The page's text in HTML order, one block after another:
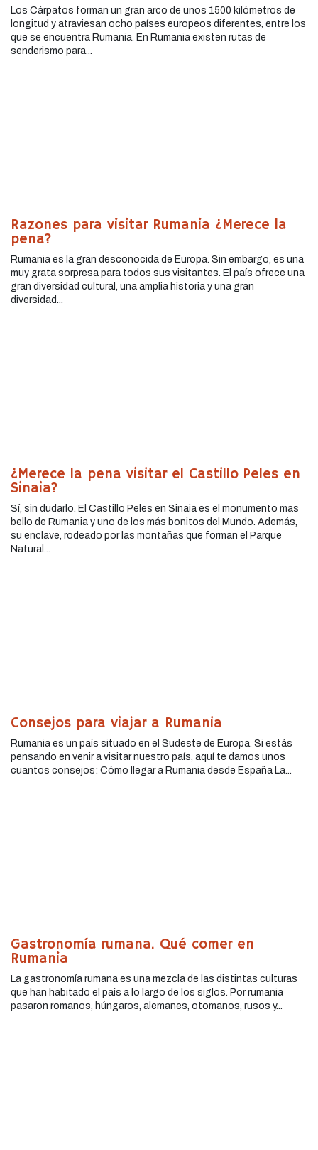
Los Cárpatos forman un gran arco de unos 1500 kilómetros de
longitud y atraviesan ocho países europeos diferentes, entre los
que se encuentra Rumania. En Rumania existen rutas de
senderismo para...
Razones para visitar Rumania ¿Merece la
pena?
Rumania es la gran desconocida de Europa. Sin embargo, es una
muy grata sorpresa para todos sus visitantes. El país ofrece una
gran diversidad cultural, una amplia historia y una gran
diversidad...
¿Merece la pena visitar el Castillo Peles en
Sinaia?
Sí, sin dudarlo. El Castillo Peles en Sinaia es el monumento mas
bello de Rumania y uno de los más bonitos del Mundo. Además,
su enclave, rodeado por las montañas que forman el Parque
Natural...
Consejos para viajar a Rumania
Rumania es un país situado en el Sudeste de Europa. Si estás
pensando en venir a visitar nuestro país, aquí te damos unos
cuantos consejos: Cómo llegar a Rumania desde España La...
Gastronomía rumana. Qué comer en
Rumania
La gastronomía rumana es una mezcla de las distintas culturas
que han habitado el país a lo largo de los siglos. Por rumania
pasaron romanos, húngaros, alemanes, otomanos, rusos y...